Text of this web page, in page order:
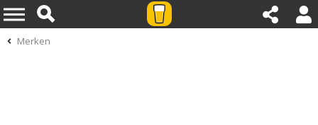
Merken